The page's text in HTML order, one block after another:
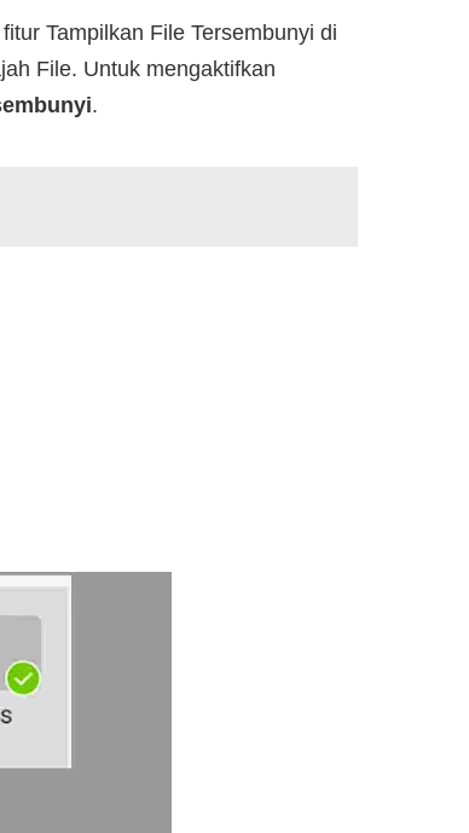
Tampilkan File Tersembunyi di
File. Untuk mengaktifkan
.